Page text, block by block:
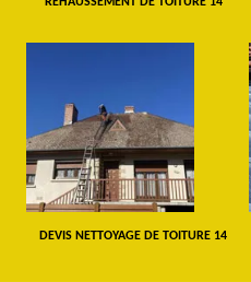
DEVIS NETTOYAGE DE TOITURE 14